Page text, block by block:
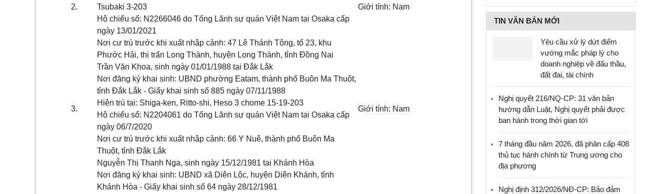
2.
Tsubaki 3-203
Hộ chiếu số: N2266046 do Tổng Lãnh sự quán Việt Nam tại Osaka cấp
ngày 13/01/2021
Nơi cư trú trước khi xuất nhập cảnh: 47 Lê Thánh Tông, tổ 23, khu
Phước Hải, thị trấn Long Thành, huyện Long Thành, tỉnh Đồng Nai
Giới tính: Nam
3.
Trần Văn Khoa, sinh ngày 01/01/1988 tại Đắk Lắk
Nơi đăng ký khai sinh: UBND phường Eatam, thành phố Buôn Ma Thuột,
tỉnh Đắk Lắk - Giấy khai sinh số 885 ngày 07/11/1988
Hiện trú tại: Shiga-ken, Ritto-shi, Heso 3 chome 15-19-203
Hộ chiếu số: N2204061 do Tổng Lãnh sự quán Việt Nam tại Osaka cấp
ngày 06/7/2020
Nơi cư trú trước khi xuất nhập cảnh: 66 Y Nuê, thành phố Buôn Ma
Thuột, tỉnh Đắk Lắk
Giới tính: Nam
Nguyễn Thị Thanh Nga, sinh ngày 15/12/1981 tại Khánh Hòa
Nơi đăng ký khai sinh: UBND xã Diên Lộc, huyện Diên Khánh, tỉnh
Khánh Hòa - Giấy khai sinh số 64 ngày 28/12/1981
TIN VĂN BẢN MỚI
Yêu cầu xử lý dứt điểm
vướng mắc pháp lý cho
doanh nghiệp về đấu thầu,
đất đai, tài chính
Nghị quyết 216/NQ-CP: 31 văn bản
hướng dẫn Luật, Nghị quyết phải được
ban hành trong thời gian tới
7 tháng đầu năm 2026, đã phân cấp 408
thủ tục hành chính từ Trung ương cho
địa phương
Nghị định 312/2026/NĐ-CP: Bảo đảm